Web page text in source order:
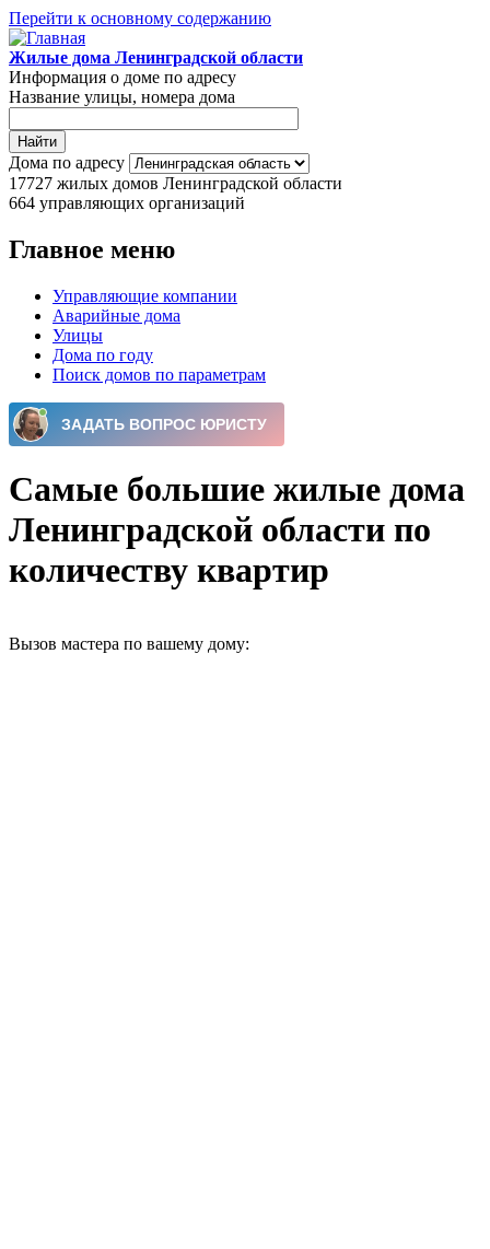
Перейти к основному содержанию
Жилые дома Ленинградской области
Информация о доме по адресу
Название улицы, номера дома
Дома по адресу
17727 жилых домов Ленинградской области
664 управляющих организаций
Главное меню
Управляющие компании
Аварийные дома
Улицы
Дома по году
Поиск домов по параметрам
Самые большие жилые дома
Ленинградской области по
количеству квартир
Вызов мастера по вашему дому: